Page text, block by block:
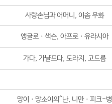
사랑손님과 어머니, 이솝 우화
앵글로ㆍ색슨, 아프로ㆍ유라시아
가다, 가냘프다, 도라지, 고드름
망이ㆍ망소이의^난, 니만ㆍ피크-병